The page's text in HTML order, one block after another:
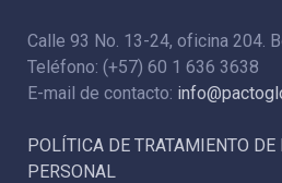
Calle 93 No. 13-24, oficina 204.
Teléfono: (+57) 60 1 636 3638
E-mail de contacto:
POLÍTICA DE TRATAMIENTO
PERSONAL